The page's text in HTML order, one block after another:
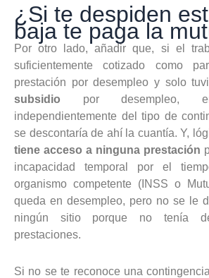
¿Si te despiden
baja te paga la
Por otro lado, añadir que, si el
suficientemente cotizado como
prestación por desempleo y solo
subsidio por desempleo,
independientemente del tipo de
se descontaría de ahí la cuantía. Y,
tiene acceso a ninguna prestación
incapacidad temporal por el
organismo competente (INSS o
queda en desempleo, pero no se le
ningún sitio porque no tenía
prestaciones.
Si no se te reconoce una